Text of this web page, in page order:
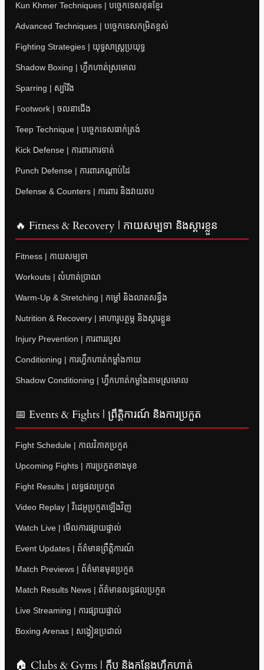
Kun Khmer Techniques | បច្ចេកទេសគុនខ្មែរ
Advanced Techniques | បច្ចេកទេសកម្រិតខ្ពស់
Fighting Strategies | យុទ្ធសាស្ត្រប្រយុទ្ធ
Shadow Boxing | ហ្វឹកហាត់ស្រមោល
Sparring | ស្ប៉ារីង
Footwork | ចលនាជើង
Teep Technique | បច្ចេកទេសធាក់ត្រង់
Kick Defense | ការពារការទាត់
Punch Defense | ការពារកណ្តាប់ដៃ
Defense & Counters | ការពារ និងវាយតប
🔥 Fitness & Recovery | កាយសម្បទា និងស្តារខ្លួន
Fitness | កាយសម្បទា
Workouts | លំហាត់ប្រាណ
Warm-Up & Stretching | កម្តៅ និងលាតសន្ធឹង
Nutrition & Recovery | អាហារូបត្ថម្ភ និងស្តារខ្លួន
Injury Prevention | ការពាររបួស
Conditioning | ការហ្វឹកហាត់កម្លាំងកាយ
Shadow Conditioning | ហ្វឹកហាត់កម្លាំងតាមស្រមោល
📅 Events & Fights | ព្រឹត្តិការណ៍ និងការប្រកួត
Fight Schedule | កាលវិភាគប្រកួត
Upcoming Fights | ការប្រកួតខាងមុខ
Fight Results | លទ្ធផលប្រកួត
Video Replay | វីដេអូប្រកួតឡើងវិញ
Watch Live | មើលការផ្សាយផ្ទាល់
Event Updates | ព័ត៌មានព្រឹត្តិការណ៍
Match Previews | ព័ត៌មានមុនប្រកួត
Match Results News | ព័ត៌មានលទ្ធផលប្រកួត
Live Streaming | ការផ្សាយផ្ទាល់
Boxing Arenas | សង្វៀនប្រដាល់
🏠 Clubs & Gyms | ក្លឹប និងកន្លែងហ្វឹកហាត់